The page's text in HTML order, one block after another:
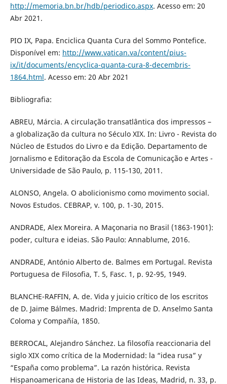
http://memoria.bn.br/hdb/periodico.aspx. Acesso em: 20
Abr 2021.
PIO IX, Papa. Enciclica Quanta Cura del Sommo Pontefice.
Disponível em: http://www.vatican.va/content/pius-
ix/it/documents/encyclica-quanta-cura-8-decembris-
1864.html. Acesso em: 20 Abr 2021
Bibliografia:
ABREU, Márcia. A circulação transatlântica dos impressos –
a globalização da cultura no Século XIX. In: Livro - Revista do
Núcleo de Estudos do Livro e da Edição. Departamento de
Jornalismo e Editoração da Escola de Comunicação e Artes -
Universidade de São Paulo, p. 115-130, 2011.
ALONSO, Angela. O abolicionismo como movimento social.
Novos Estudos. CEBRAP, v. 100, p. 1-30, 2015.
ANDRADE, Alex Moreira. A Maçonaria no Brasil (1863-1901):
poder, cultura e ideias. São Paulo: Annablume, 2016.
ANDRADE, António Alberto de. Balmes em Portugal. Revista
Portuguesa de Filosofia, T. 5, Fasc. 1, p. 92-95, 1949.
BLANCHE-RAFFIN, A. de. Vida y juicio crítico de los escritos
de D. Jaime Bálmes. Madrid: Imprenta de D. Anselmo Santa
Coloma y Compañía, 1850.
BERROCAL, Alejandro Sánchez. La filosofía reaccionaria del
siglo XIX como crítica de la Modernidad: la “idea rusa” y
“España como problema”. La razón histórica. Revista
Hispanoamericana de Historia de las Ideas, Madrid, n. 33, p.